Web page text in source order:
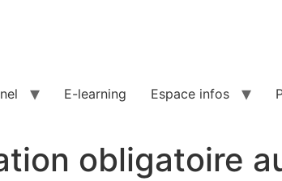
E-learning Espace infos
obligatoire